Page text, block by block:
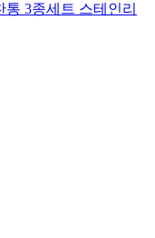
통 3종세트 스테인리